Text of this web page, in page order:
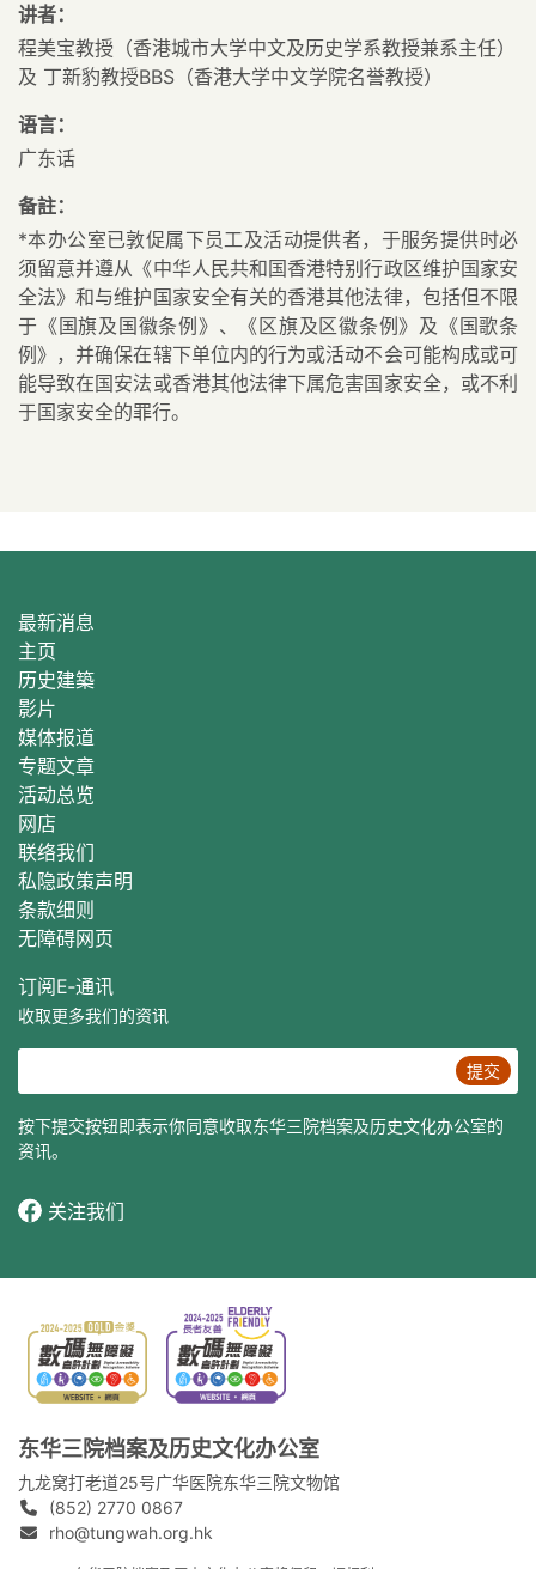
讲者：
程美宝教授（香港城市大学中文及历史学系教授兼系主任）
及 丁新豹教授BBS（香港大学中文学院名誉教授）
语言：
广东话
备註：
*本办公室已敦促属下员工及活动提供者，于服务提供时必
须留意并遵从《中华人民共和国香港特别行政区维护国家安
全法》和与维护国家安全有关的香港其他法律，包括但不限
于《国旗及国徽条例》、《区旗及区徽条例》及《国歌条
例》，并确保在辖下单位内的行为或活动不会可能构成或可
能导致在国安法或香港其他法律下属危害国家安全，或不利
于国家安全的罪行。
最新消息
主页
历史建築
影片
媒体报道
专题文章
活动总览
网店
联络我们
私隐政策声明
条款细则
无障碍网页
订阅E‐通讯
收取更多我们的资讯
提交
按下提交按钮即表示你同意收取东华三院档案及历史文化办公室的
资讯。
关注我们
东华三院档案及历史文化办公室
九龙窝打老道25号广华医院东华三院文物馆
(852) 2770 0867
rho@tungwah.org.hk